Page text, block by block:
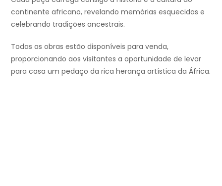
continente africano, revelando memórias esquecidas e
celebrando tradições ancestrais.
Todas as obras estão disponíveis para venda,
proporcionando aos visitantes a oportunidade de levar
para casa um pedaço da rica herança artística da África.